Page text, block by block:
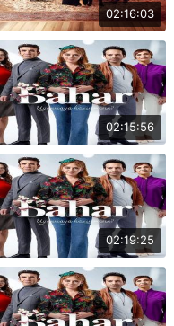
02:16:03
02:15:56
02:19:25